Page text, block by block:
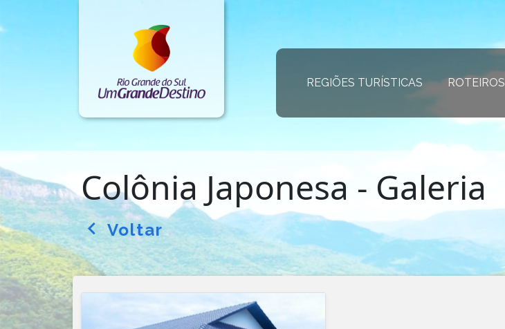
REGIÕES TURÍSTICAS(página atual)
ROTEIROS
Colônia Japonesa - Galeria
arrow_back_ios Voltar